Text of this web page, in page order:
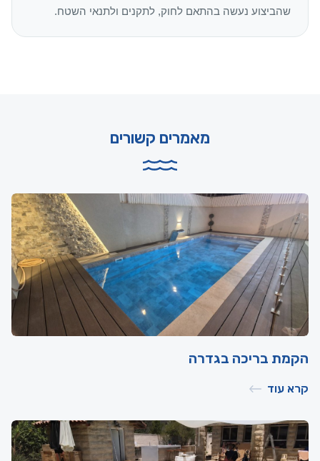
שהביצוע נעשה בהתאם לחוק, לתקנים ולתנאי השטח.
מאמרים קשורים
הקמת בריכה בגדרה
קרא עוד